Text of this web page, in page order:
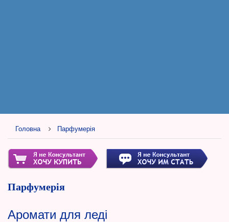
Головна Парфумерія
Парфумерія
Аромати для леді